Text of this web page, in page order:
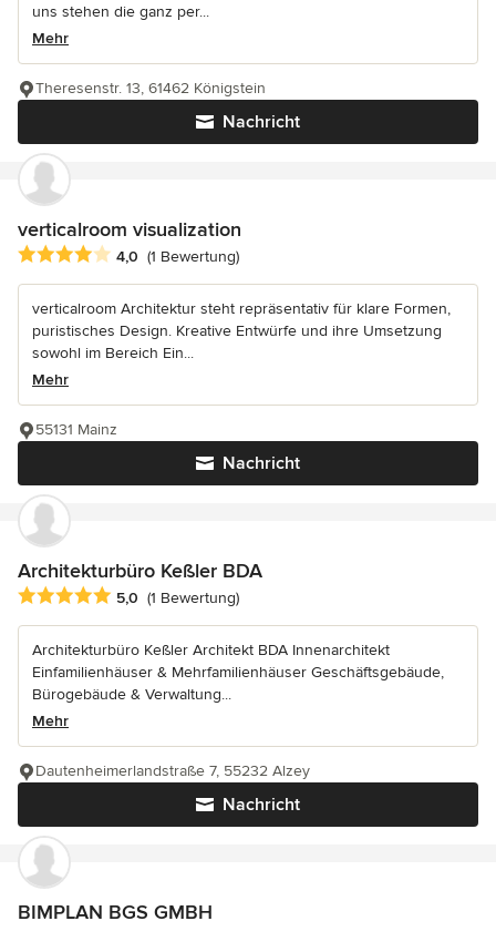
uns stehen die ganz per...
Mehr
Nachricht
Theresenstr. 13, 61462 Königstein
verticalroom visualization
Durchschnittliche Bewertung: 4 von 5 Sternen
4,0 (1 Bewertung)
verticalroom Architektur steht repräsentativ für klare Formen,
puristisches Design. Kreative Entwürfe und ihre Umsetzung
sowohl im Bereich Ein...
Mehr
Nachricht
55131 Mainz
Architekturbüro Keßler BDA
Durchschnittliche Bewertung: 5 von 5 Sternen
5,0 (1 Bewertung)
Architekturbüro Keßler Architekt BDA Innenarchitekt
Einfamilienhäuser & Mehrfamilienhäuser Geschäftsgebäude,
Bürogebäude & Verwaltung...
Mehr
Nachricht
Dautenheimerlandstraße 7, 55232 Alzey
BIMPLAN BGS GMBH